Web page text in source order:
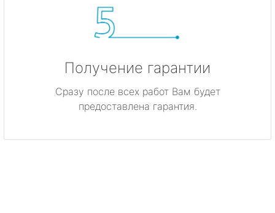
Получение гарантии
Сразу после всех работ Вам будет
предоставлена гарантия.